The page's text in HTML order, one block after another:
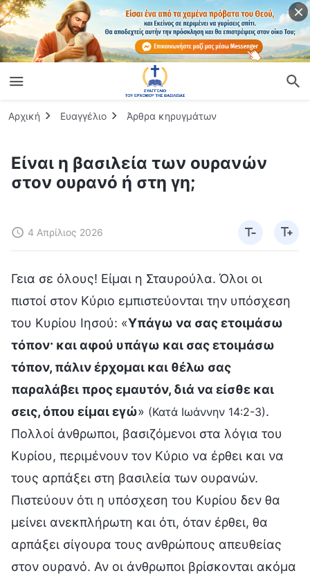
Αρχική Ευαγγέλιο Άρθρα κηρυγμάτων
Είναι η βασιλεία των ουρανών
στον ουρανό ή στη γη;
4 Απρίλιος 2026
Γεια σε όλους! Είμαι η Σταυρούλα. Όλοι οι
πιστοί στον Κύριο εμπιστεύονται την υπόσχεση
του Κυρίου Ιησού: «Υπάγω να σας ετοιμάσω
τόπον· και αφού υπάγω και σας ετοιμάσω
τόπον, πάλιν έρχομαι και θέλω σας
παραλάβει προς εμαυτόν, διά να είσθε και
σεις, όπου είμαι εγώ» (Κατά Ιωάννην 14:2-3).
Πολλοί άνθρωποι, βασιζόμενοι στα λόγια του
Κυρίου, περιμένουν τον Κύριο να έρθει και να
τους αρπάξει στη βασιλεία των ουρανών.
Πιστεύουν ότι η υπόσχεση του Κυρίου δεν θα
μείνει ανεκπλήρωτη και ότι, όταν έρθει, θα
αρπάξει σίγουρα τους ανθρώπους απευθείας
στον ουρανό. Αν οι άνθρωποι βρίσκονται ακόμα